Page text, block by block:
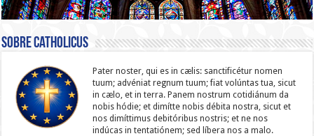
Sobre catholicus
Pater noster, qui es in cælis: sanc­ti­ficétur nomen
tuum; advéniat regnum tuum; fiat volúntas tua, sicut
in cælo, et in terra. Panem nostrum cotidiánum da
nobis hódie; et dimítte nobis débita nostra, sicut et
nos dimíttimus debitóribus nostris; et ne nos
indúcas in ten­ta­tiónem; sed líbera nos a malo.